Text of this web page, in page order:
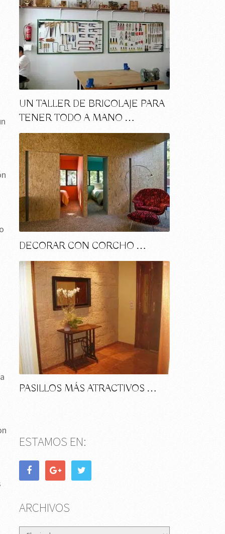
UN TALLER DE BRICOLAJE PARA
TENER TODO A MANO …
DECORAR CON CORCHO …
PASILLOS MÁS ATRACTIVOS …
ESTAMOS EN:
ARCHIVOS
Archivos